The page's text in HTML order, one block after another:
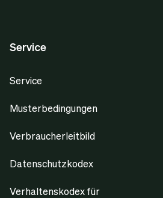
Service
Service
Musterbedingungen
Verbraucherleitbild
Datenschutzkodex
Verhaltenskodex für